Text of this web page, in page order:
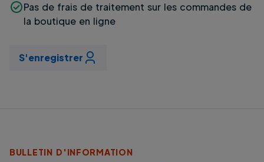
Pas de frais de traitement sur les commandes de
la boutique en ligne
S'enregistrer
BULLETIN D'INFORMATION